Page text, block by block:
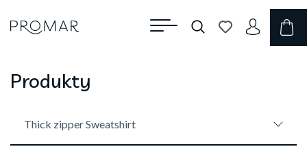
Produkty
Thick zipper Sweatshirt